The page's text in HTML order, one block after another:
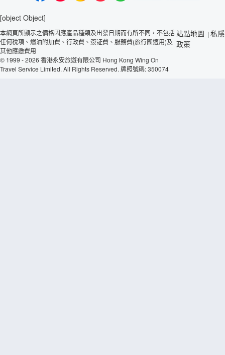
[object Object]
本網頁所顯示之價格因應產品種類及出發日期而有所不同，不包括
任何稅項、燃油附加費、行政費、簽証費、服務費(旅行團適用)及
其他應繳費用
© 1999 - 2026 香港永安旅遊有限公司 Hong Kong Wing On
Travel Service Limited. All Rights Reserved. 牌照號碼: 350074
站點地圖 | 私隱
政策